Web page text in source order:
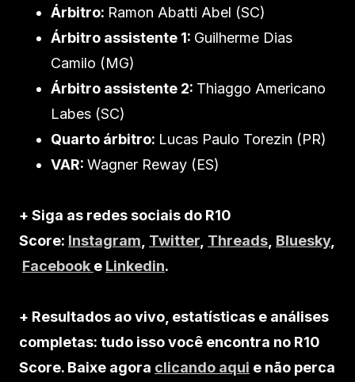
Árbitro: Ramon Abatti Abel (SC)
Árbitro assistente 1: Guilherme Dias
Camilo (MG)
Árbitro assistente 2: Thiaggo Americano
Labes (SC)
Quarto árbitro: Lucas Paulo Torezin (PR)
VAR: Wagner Reway (ES)
+ Siga as redes sociais do R10
Score: Instagram Twitter Threads Bluesky,
Facebook e Linkedin.
+ Resultados ao vivo, estatísticas e análises
completas: tudo isso você encontra no R10
Score. Baixe agora clicando aqui e não perca